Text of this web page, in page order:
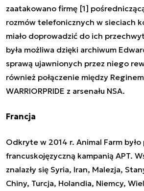
zaatakowano firmę [1]
rozmów telefonicznych w sieciach
miało doprowadzić do ich
była możliwa dzięki archiwum
sprawą ujawnionych przez niego
również połączenie między
WARRIORPRIDE z arsenału NSA.
Francja
Odkryte w 2014 r. Animal Farm
francuskojęzyczną kampanią APT.
znalazły się Syria, Iran, Malezja,
Chiny, Turcja, Holandia, Niemcy,